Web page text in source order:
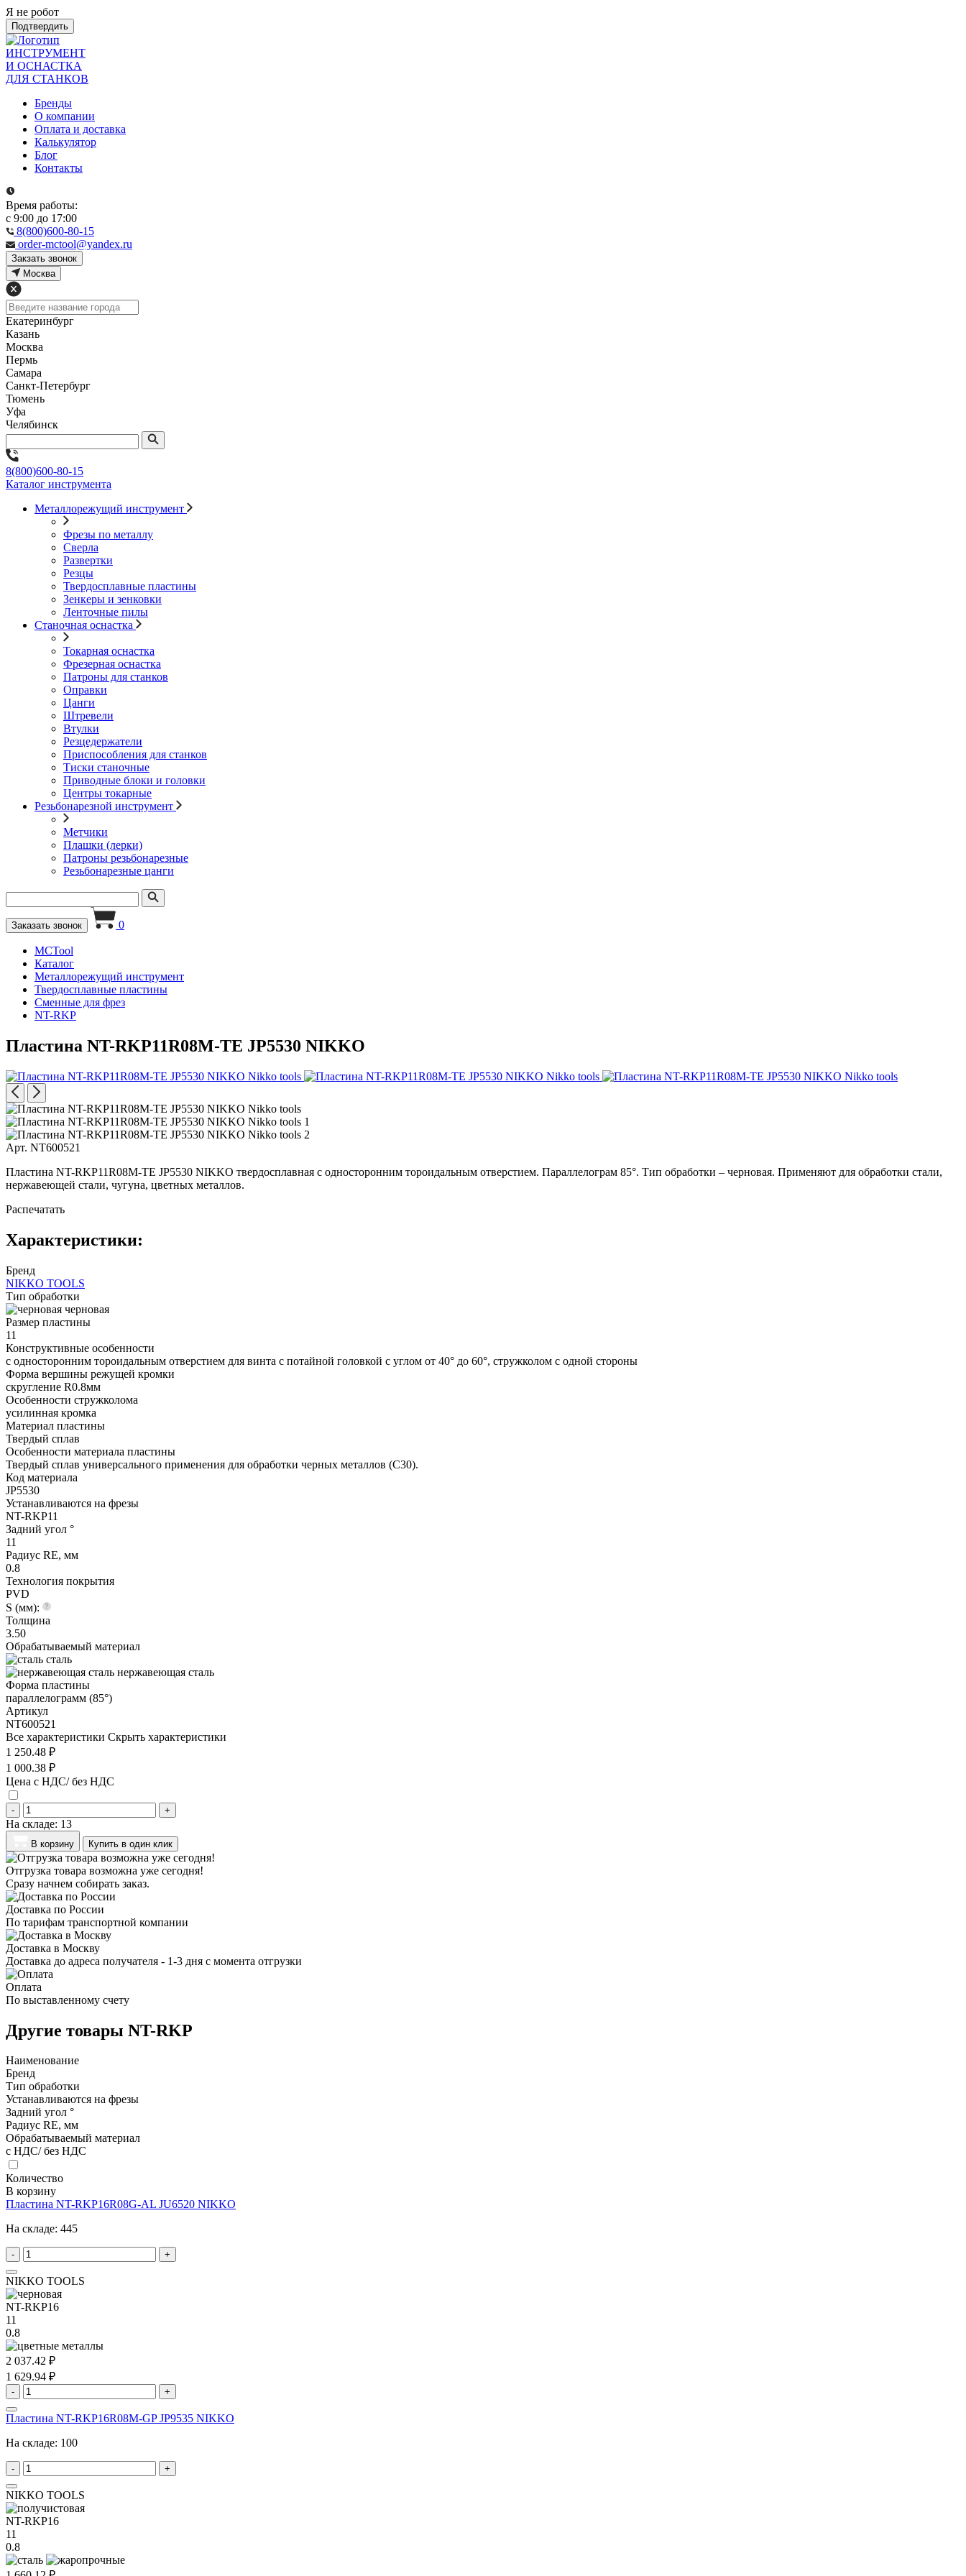
Я не робот
Подтвердить
ИНСТРУМЕНТ
И ОСНАСТКА
ДЛЯ СТАНКОВ
Бренды
О компании
Оплата и доставка
Калькулятор
Блог
Контакты
Время работы:
с 9:00 до 17:00
8(800)600-80-15
order-mctool@yandex.ru
Закзать звонок
Москва
Екатеринбург
Казань
Москва
Пермь
Самара
Санкт-Петербург
Тюмень
Уфа
Челябинск
8(800)600-80-15
Каталог инструмента
Металлорежущий инструмент
Фрезы по металлу
Сверла
Развертки
Резцы
Твердосплавные пластины
Зенкеры и зенковки
Ленточные пилы
Станочная оснастка
Токарная оснастка
Фрезерная оснастка
Патроны для станков
Оправки
Цанги
Штревели
Втулки
Резцедержатели
Приспособления для станков
Тиски станочные
Приводные блоки и головки
Центры токарные
Резьбонарезной инструмент
Метчики
Плашки (лерки)
Патроны резьбонарезные
Резьбонарезные цанги
Заказать звонок 0
MCTool
Каталог
Металлорежущий инструмент
Твердосплавные пластины
Сменные для фрез
NT-RKP
Пластина NT-RKP11R08M-TE JP5530 NIKKO
Арт. NT600521
Пластина NT-RKP11R08M-TE JP5530 NIKKO твердосплавная с односторонним тороидальным отверстием. Параллелограм 85°. Тип обработки – черновая. Применяют для обработки стали,
нержавеющей стали, чугуна, цветных металлов.
Распечатать
Характеристики:
Бренд
NIKKO TOOLS
Тип обработки
черновая
Размер пластины
11
Конструктивные особенности
с односторонним тороидальным отверстием для винта с потайной головкой с углом от 40° до 60°, стружколом с одной стороны
Форма вершины режущей кромки
cкругление R0.8мм
Особенности стружколома
усилинная кромка
Материал пластины
Твердый сплав
Особенности материала пластины
Твердый сплав универсального применения для обработки черных металлов (C30).
Код материала
JP5530
Устанавливаются на фрезы
NT-RKP11
Задний угол °
11
Радиус RE, мм
0.8
Технология покрытия
PVD
S (мм):
Толщина
3.50
Обрабатываемый материал
сталь
нержавеющая сталь
Форма пластины
параллелограмм (85°)
Артикул
NT600521
Все характеристики Скрыть характеристики
1 250.48 ₽
1 000.38 ₽
Цена с НДС/ без НДС
- +
На складе: 13
В корзину Купить в один клик
Отгрузка товара возможна уже сегодня!
Сразу начнем собирать заказ.
Доставка по России
По тарифам транспортной компании
Доставка в Москву
Доставка до адреса получателя - 1-3 дня с момента отгрузки
Оплата
По выставленному счету
Другие товары NT-RKP
Наименование
Бренд
Тип обработки
Устанавливаются на фрезы
Задний угол °
Радиус RE, мм
Обрабатываемый материал
с НДС/ без НДС
Количество
В корзину
Пластина NT-RKP16R08G-AL JU6520 NIKKO
На складе: 445
- +
NIKKO TOOLS
NT-RKP16
11
0.8
2 037.42 ₽
1 629.94 ₽
- +
Пластина NT-RKP16R08M-GP JP9535 NIKKO
На складе: 100
- +
NIKKO TOOLS
NT-RKP16
11
0.8